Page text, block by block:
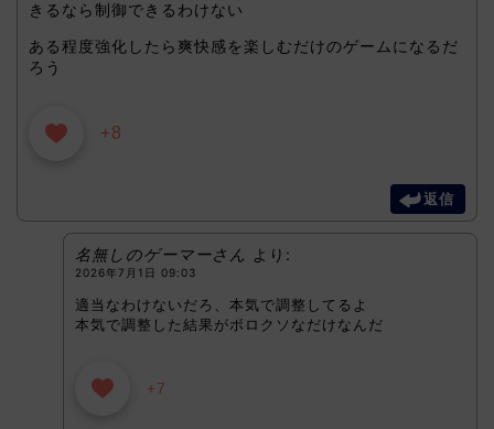
きるなら制御できるわけない
ある程度強化したら爽快感を楽しむだけのゲームになるだ
ろう
+8
返信
名無しのゲーマーさん より:
2026年7月1日 09:03
適当なわけないだろ、本気で調整してるよ
本気で調整した結果がボロクソなだけなんだ
+7